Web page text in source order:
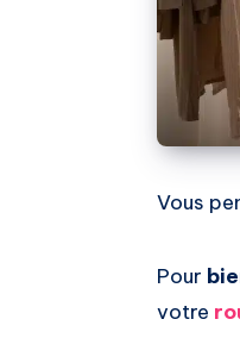
Vous
Pour
votre